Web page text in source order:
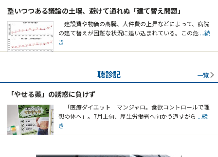
整いつつある議論の土壌、避けて通れぬ「建て替え問題」
建設費や物価の高騰、人件費の上昇などによって、病院
の建て替えが困難な状況に追い込まれている。この危 ...続
き
聴診記 一覧
「やせる薬」の誘惑に負けず
「医療ダイエット マンジャロ。食欲コントロールで理
想の体へ」。7月上旬、厚生労働省へ向かう道すがら ...続
き